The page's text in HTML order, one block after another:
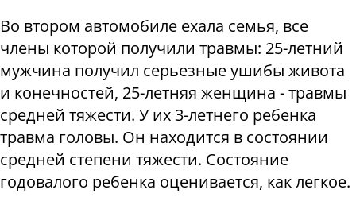
Во втором автомобиле ехала семья, все
члены которой получили травмы: 25-летний
мужчина получил серьезные ушибы живота
и конечностей, 25-летняя женщина - травмы
средней тяжести. У их 3-летнего ребенка
травма головы. Он находится в состоянии
средней степени тяжести. Состояние
годовалого ребенка оценивается, как легкое.